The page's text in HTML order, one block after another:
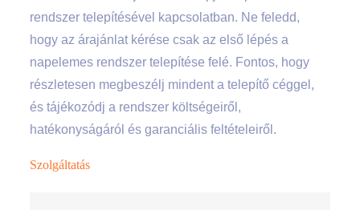
rendszer telepítésével kapcsolatban. Ne feledd,
hogy az árajánlat kérése csak az első lépés a
napelemes rendszer telepítése felé. Fontos, hogy
részletesen megbeszélj mindent a telepítő céggel,
és tájékozódj a rendszer költségeiről,
hatékonyságáról és garanciális feltételeiről.
Szolgáltatás